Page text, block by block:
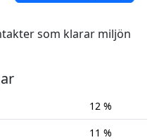
som klarar miljön
12 %
11 %